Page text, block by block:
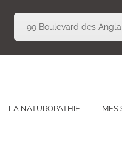
99 Boulevard des
LA NATUROPATHIE MES